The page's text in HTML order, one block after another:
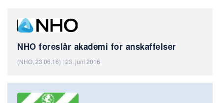
NHO foreslår akademi for anskaffelser
(NHO, 23.06.16) | 23. juni 2016